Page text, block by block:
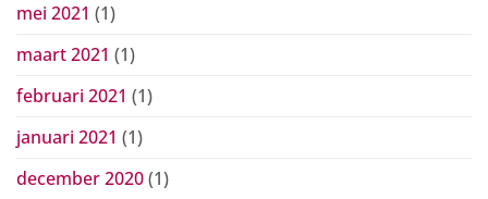
mei 2021 (1)
maart 2021 (1)
februari 2021 (1)
januari 2021 (1)
december 2020(1)